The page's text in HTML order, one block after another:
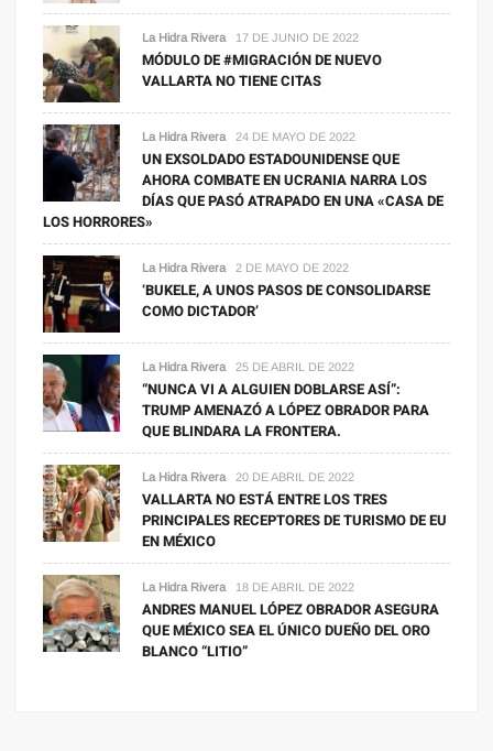
La Hidra Rivera 17 DE JUNIO DE 2022
MÓDULO DE #MIGRACIÓN DE NUEVO
VALLARTA NO TIENE CITAS
La Hidra Rivera 24 DE MAYO DE 2022
UN EXSOLDADO ESTADOUNIDENSE QUE
AHORA COMBATE EN UCRANIA NARRA LOS
DÍAS QUE PASÓ ATRAPADO EN UNA «CASA DE
LOS HORRORES»
La Hidra Rivera 2 DE MAYO DE 2022
‘BUKELE, A UNOS PASOS DE CONSOLIDARSE
COMO DICTADOR’
La Hidra Rivera 25 DE ABRIL DE 2022
“NUNCA VI A ALGUIEN DOBLARSE ASÍ”:
TRUMP AMENAZÓ A LÓPEZ OBRADOR PARA
QUE BLINDARA LA FRONTERA.
La Hidra Rivera 20 DE ABRIL DE 2022
VALLARTA NO ESTÁ ENTRE LOS TRES
PRINCIPALES RECEPTORES DE TURISMO DE EU
EN MÉXICO
La Hidra Rivera 18 DE ABRIL DE 2022
ANDRES MANUEL LÓPEZ OBRADOR ASEGURA
QUE MÉXICO SEA EL ÚNICO DUEÑO DEL ORO
BLANCO “LITIO”